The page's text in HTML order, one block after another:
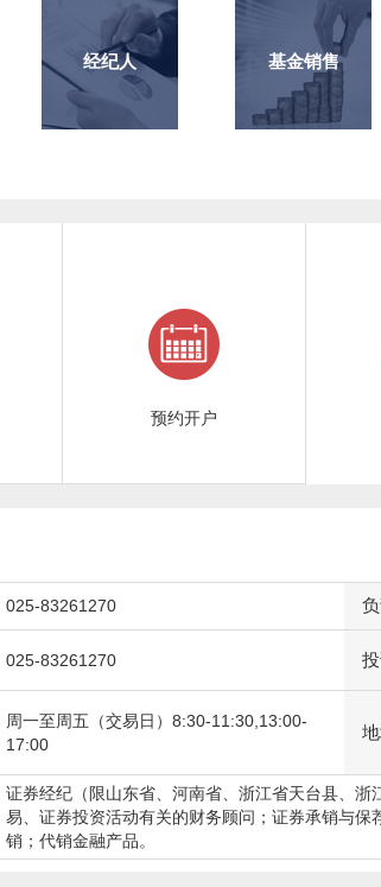
经纪人 基金销售
预约开户
025-83261270
025-83261270
周一至周五（交易日）8:30-11:30,13:00-
17:00
证券经纪（限山东省、河南省、浙江省天台县、
易、证券投资活动有关的财务顾问；证券承销与
销；代销金融产品。